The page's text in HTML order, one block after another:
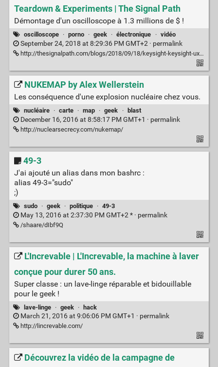
Teardown & Experiments | The Signal Path
Démontage d'un oscilloscope à 1.3 millions de $ !
oscilloscope · porno · geek · électronique · vidéo
September 24, 2018 at 8:29:36 PM GMT+2 · permalink
http://thesignalpath.com/blogs/2018/09/18/keysight-keysight-uxr-110ghz-bw-256gs-s-10-bit-4-channel-real-time-oscilloscope-teardown-experiments/
NUKEMAP by Alex Wellerstein
Les conséquence d'une explosion nucléaire chez vous.
nucléaire · carte · map · geek · blast
December 16, 2016 at 8:58:17 PM GMT+1 · permalink
http://nuclearsecrecy.com/nukemap/
49-3
J'ai ajouté un alias dans mon bashrc :
alias 49-3="sudo"
;)
sudo · geek · politique · 49-3
May 13, 2016 at 2:37:30 PM GMT+2 * · permalink
/shaare/dIbf9Q
L'Increvable | L'Increvable, la machine à laver
conçue pour durer 50 ans.
Super classe : un lave-linge réparable et bidouillable
pour le geek !
lave-linge · geek · hack
March 21, 2016 at 9:06:06 PM GMT+1 · permalink
http://lincrevable.com/
Découvrez la vidéo de la campagne de